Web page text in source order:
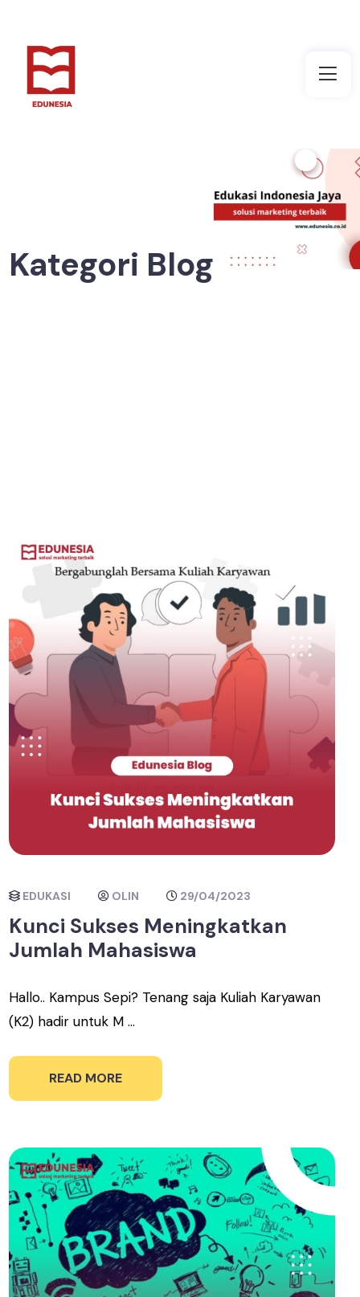
Kategori Blog
EDUKASI OLIN 29/04/2023
Kunci Sukses Meningkatkan
Jumlah Mahasiswa
Hallo.. Kampus Sepi? Tenang saja Kuliah Karyawan
(K2) hadir untuk M ...
READ MORE